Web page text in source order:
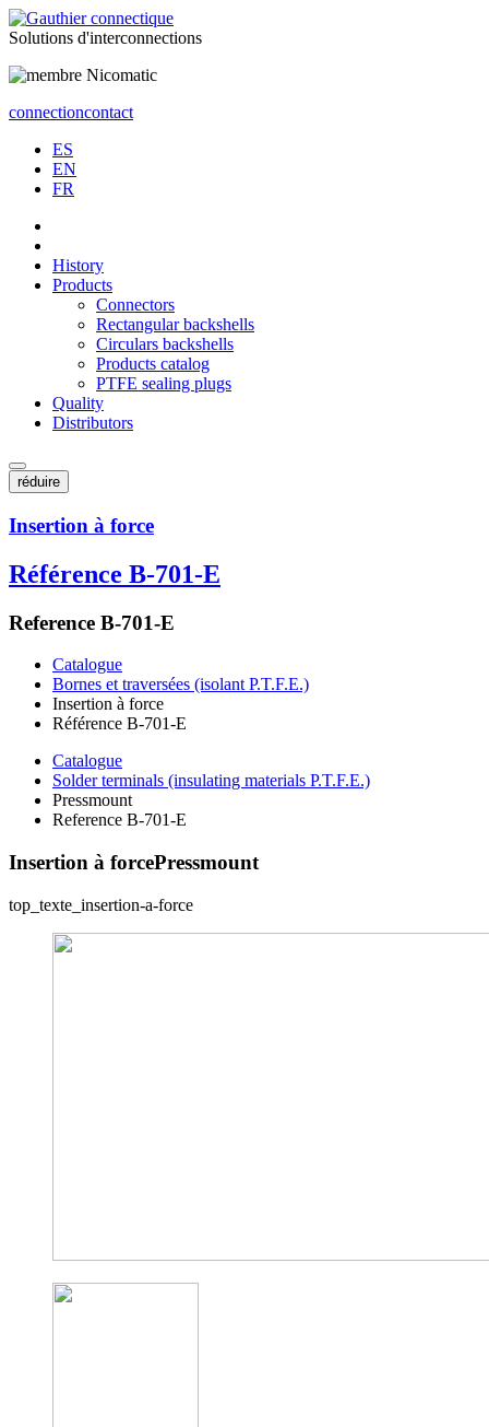
Solutions d'interconnections
connectioncontact
ES
EN
FR
History
Products
Connectors
Rectangular backshells
Circulars backshells
Products catalog
PTFE sealing plugs
Quality
Distributors
réduire
Insertion à force
Référence B-701-E
Reference B-701-E
Catalogue
Bornes et traversées (isolant P.T.F.E.)
Insertion à force
Référence B-701-E
Catalogue
Solder terminals (insulating materials P.T.F.E.)
Pressmount
Reference B-701-E
Insertion à forcePressmount
top_texte_insertion-a-force